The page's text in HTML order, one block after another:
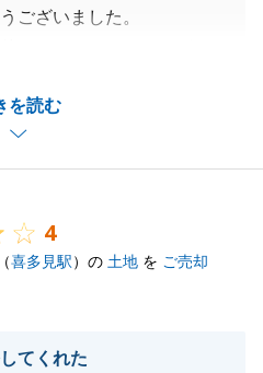
を読む
ございました。
お声掛けいただけますと幸
し上げます。
閉じる
4
（喜多見駅）の 土地 を ご売却
てくれた